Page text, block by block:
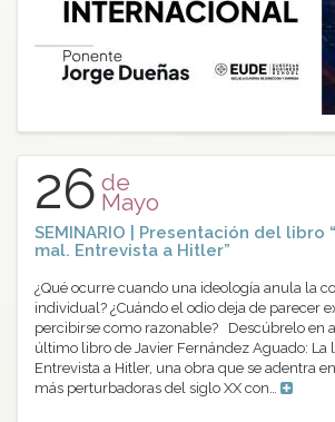
26 de
Mayo
SEMINARIO | Presentación del libro
mal. Entrevista a Hitler”
¿Qué ocurre cuando una ideología anula la
individual? ¿Cuándo el odio deja de parecer
percibirse como razonable? Descúbrelo en
último libro de Javier Fernández Aguado: La
Entrevista a Hitler, una obra que se adentra
más perturbadoras del siglo XX con…